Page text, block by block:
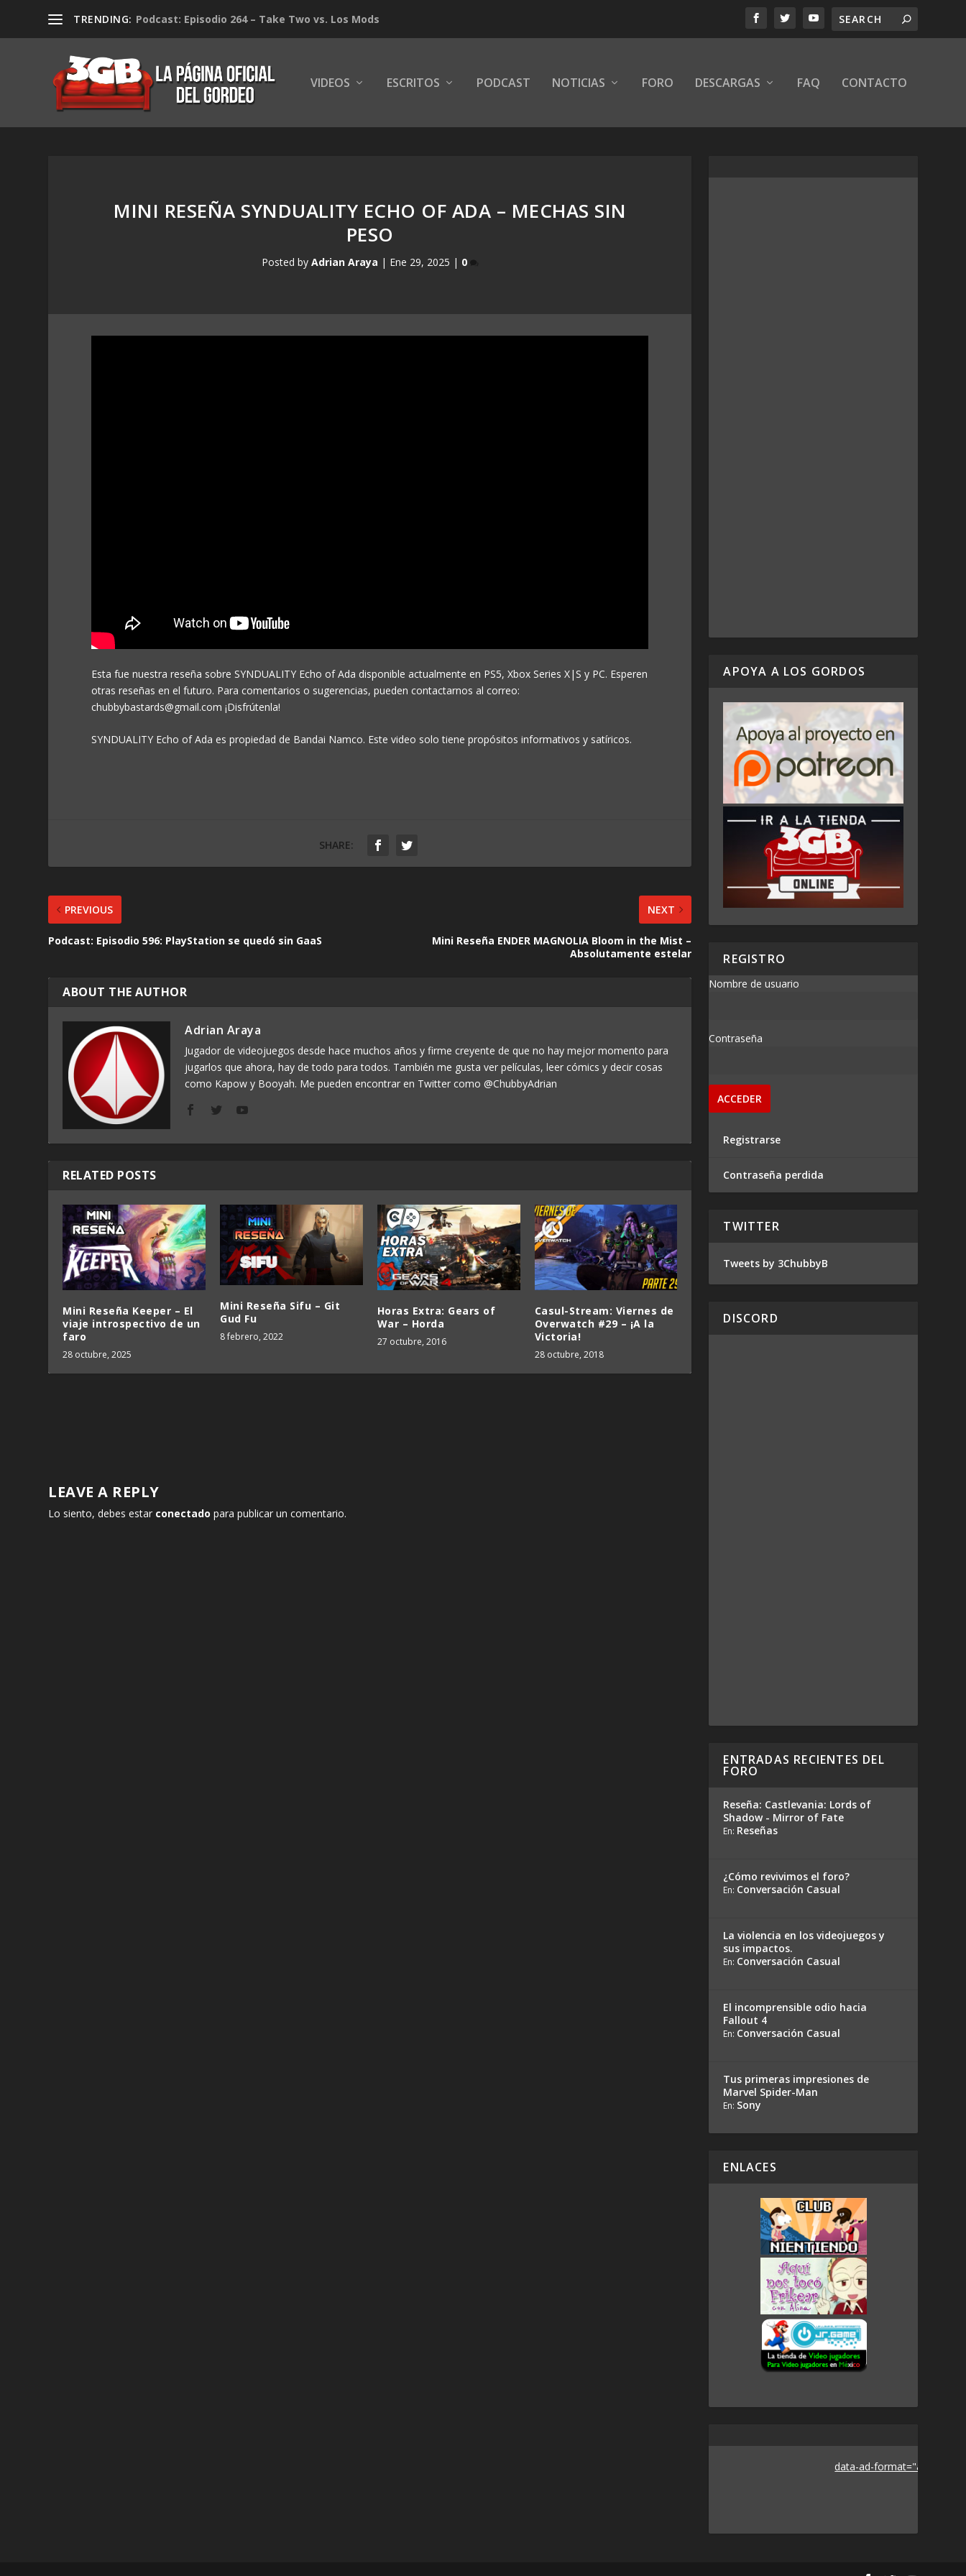
TRENDING: Podcast: Episodio 264 – Take Two vs. Los Mods
VIDEOS ESCRITOS PODCAST NOTICIAS FORO DESCARGAS FAQ CONTACTO
MINI RESEÑA SYNDUALITY ECHO OF ADA – MECHAS SIN
PESO
Posted by Adrian Araya | Ene 29, 2025 | 0
Esta fue nuestra reseña sobre SYNDUALITY Echo of Ada disponible actualmente en PS5, Xbox Series X|S y PC. Esperen
otras reseñas en el futuro. Para comentarios o sugerencias, pueden contactarnos al correo:
chubbybastards@gmail.com ¡Disfrútenla!
SYNDUALITY Echo of Ada es propiedad de Bandai Namco. Este video solo tiene propósitos informativos y satíricos.
SHARE:
PREVIOUS
Podcast: Episodio 596: PlayStation se quedó sin GaaS
NEXT
Mini Reseña ENDER MAGNOLIA Bloom in the Mist –
Absolutamente estelar
ABOUT THE AUTHOR
Adrian Araya
Jugador de videojuegos desde hace muchos años y firme creyente de que no hay mejor momento para
jugarlos que ahora, hay de todo para todos. También me gusta ver películas, leer cómics y decir cosas
como Kapow y Booyah. Me pueden encontrar en Twitter como @ChubbyAdrian
RELATED POSTS
Mini Reseña Keeper – El
viaje introspectivo de un
faro
28 octubre, 2025
Mini Reseña Sifu – Git
Gud Fu
8 febrero, 2022
Horas Extra: Gears of
War – Horda
27 octubre, 2016
Casul-Stream: Viernes de
Overwatch #29 – ¡A la
Victoria!
28 octubre, 2018
LEAVE A REPLY
Lo siento, debes estar conectado para publicar un comentario.
APOYA A LOS GORDOS
REGISTRO
Nombre de usuario
Contraseña
Registrarse
Contraseña perdida
TWITTER
Tweets by 3ChubbyB
DISCORD
ENTRADAS RECIENTES DEL
FORO
Reseña: Castlevania: Lords of
Shadow - Mirror of Fate
En: Reseñas
¿Cómo revivimos el foro?
En: Conversación Casual
La violencia en los videojuegos y
sus impactos.
En: Conversación Casual
El incomprensible odio hacia
Fallout 4
En: Conversación Casual
Tus primeras impresiones de
Marvel Spider-Man
En: Sony
ENLACES
data-ad-format="auto">